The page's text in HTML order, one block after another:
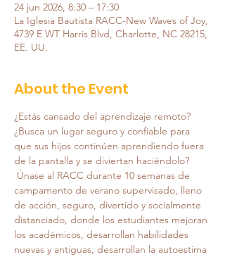
24 jun 2026, 8:30 – 17:30
La Iglesia Bautista RACC-New Waves of Joy,
4739 E WT Harris Blvd, Charlotte, NC 28215,
EE. UU.
About the Event
¿Estás cansado del aprendizaje remoto?
¿Busca un lugar seguro y confiable para
que sus hijos continúen aprendiendo fuera
de la pantalla y se diviertan haciéndolo?
campamento de verano supervisado, lleno
de acción, seguro, divertido y socialmente
distanciado, donde los estudiantes mejoran
los académicos, desarrollan habilidades
nuevas y antiguas, desarrollan la autoestima